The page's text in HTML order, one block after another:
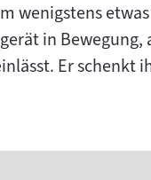
wenigstens
in
Er schenkt